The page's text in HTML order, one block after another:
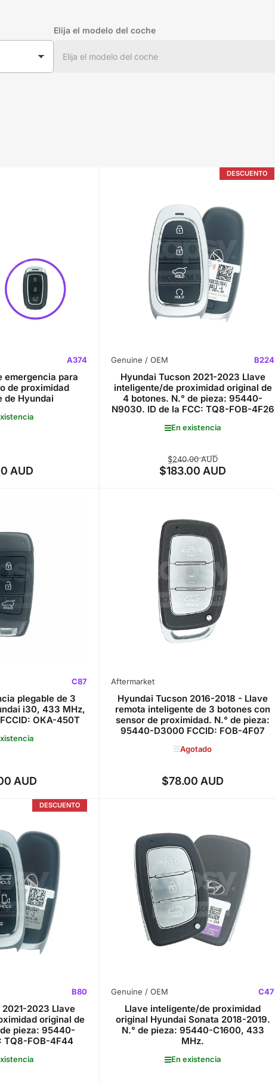
Elija el modelo del coche
A374
emergencia para
de proximidad
de Hyundai
Precio
AUD
DESCUENTO
Genuine / OEM B224
Hyundai Tucson 2021-2023 Llave
inteligente/de proximidad original de
4 botones. N.° de pieza: 95440-
N9030. ID de la FCC: TQ8-FOB-4F26
En existencia
Precio
regular
$240.00 AUDPrecio
de
$183.00 AUD
C87
plegable de 3
i30, 433 MHz,
OKA-450T
Precio
AUD
Aftermarket
Hyundai Tucson 2016-2018 - Llave
remota inteligente de 3 botones con
sensor de proximidad. N.° de pieza:
95440-D3000 FCCID: FOB-4F07
Agotado
Precio
$78.00 AUD
DESCUENTO
B80
2023 Llave
original de
pieza: 95440-
TQ8-FOB-4F44
Genuine / OEM C47
Llave inteligente/de proximidad
original Hyundai Sonata 2018-2019.
N.° de pieza: 95440-C1600, 433
MHz.
En existencia